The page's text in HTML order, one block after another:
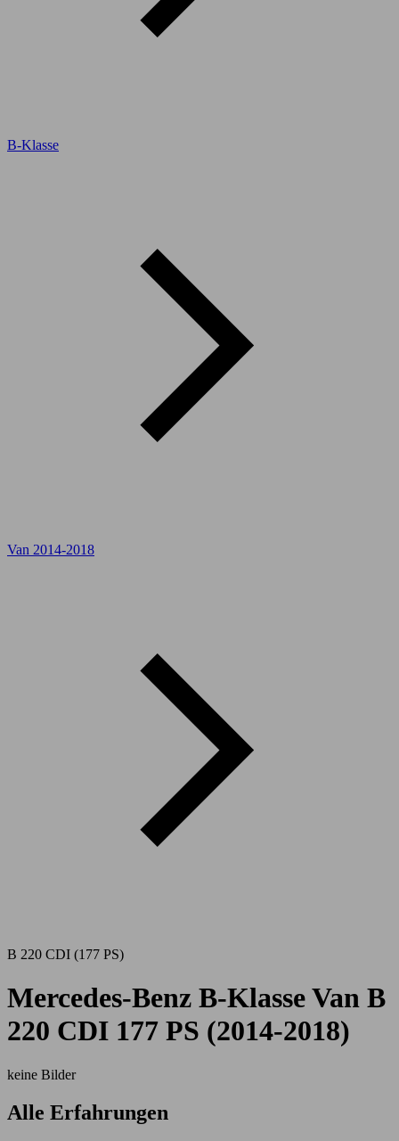
B-Klasse
Van 2014-2018
B 220 CDI (177 PS)
Mercedes-Benz B-Klasse Van B
220 CDI 177 PS (2014-2018)
keine Bilder
Alle Erfahrungen